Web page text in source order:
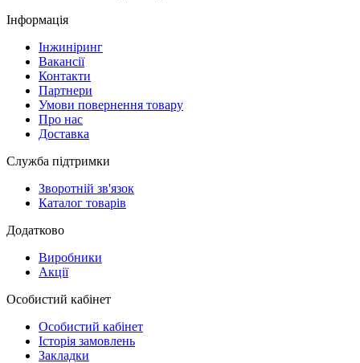
Інформація
Інжиніринг
Вакансії
Контакти
Партнери
Умови повернення товару
Про нас
Доставка
Служба підтримки
Зворотній зв'язок
Каталог товарів
Додатково
Виробники
Акції
Особистий кабінет
Особистий кабінет
Історія замовлень
Закладки